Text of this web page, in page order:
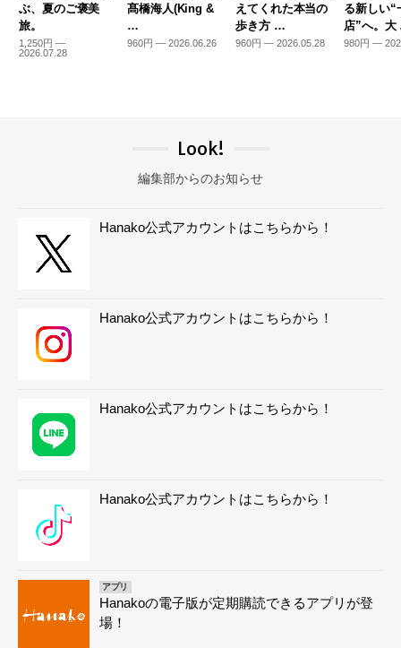
ぶ、夏のご褒美
旅。
1,250円 —
2026.07.28
髙橋海人(King &
…
960円 — 2026.06.26
えてくれた本当の
歩き方 …
960円 — 2026.05.28
る新しい“
店”へ。
980円 —
Look!
編集部からのお知らせ
Hanako公式アカウントはこちらから！
Hanako公式アカウントはこちらから！
Hanako公式アカウントはこちらから！
Hanako公式アカウントはこちらから！
アプリ
Hanakoの電子版が定期購読できるアプリが登
場！